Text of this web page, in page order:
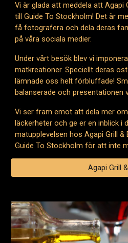
Vi är glada att meddela att Agapi
till Guide To Stockholm! Det är
få fotografera och dela deras
på våra sociala medier.
Under vårt besök blev vi
matkreationer. Speciellt deras
lämnade oss helt förbluffade!
balanserade och presentationen
Vi ser fram emot att dela mer
läckerheter och ge er en inblick i
matupplevelsen hos Agapi Grill &
Guide To Stockholm för att inte
Agapi Grill